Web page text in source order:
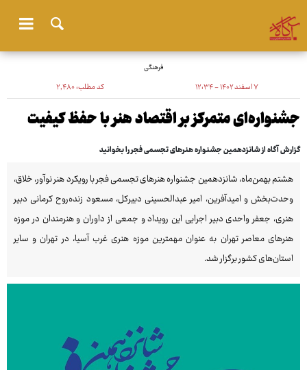
فرهنگی
۷ اسفند ۱۴۰۲ - ۱۲:۳۴ کد مطلب:۲٬۴۸۰
جشنواره‌ای متمرکز بر اقتصاد هنر با حفظ کیفیت
گزارش آگاه از شانزدهمین جشنواره هنرهای تجسمی فجر را بخوانید
هشتم بهمن‌ماه، شانزدهمین جشنواره هنرهای تجسمی فجر با رویکرد هنر نوآور، خلاق،
وحدت‌بخش و امیدآفرین، امیر عبدالحسینی دبیرکل، مسعود زنده‌روح کرمانی دبیر
هنری، جعفر واحدی دبیر اجرایی این رویداد و جمعی از داوران و هنرمندان در موزه
هنرهای معاصر تهران به عنوان مهمترین موزه هنری غرب آسیا، در تهران و سایر
استان‌های کشور برگزار شد.